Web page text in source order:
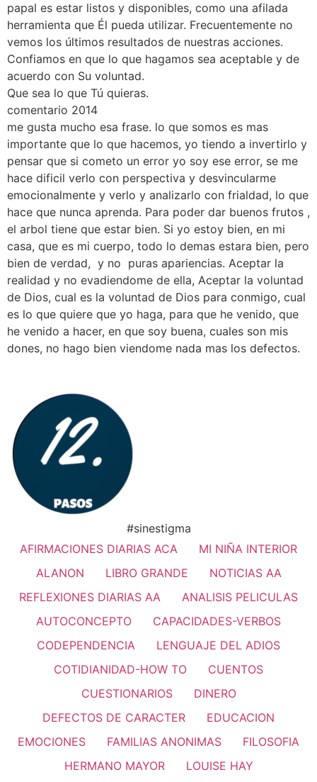
papal es estar listos y disponibles, como una afilada
herramienta que Él pueda utilizar. Frecuentemente no
vemos los últimos resultados de nuestras acciones.
Confiamos en que lo que hagamos sea aceptable y de
acuerdo con Su voluntad.
Que sea lo que Tú quieras.
comentario 2014
me gusta mucho esa frase. lo que somos es mas
importante que lo que hacemos, yo tiendo a invertirlo y
pensar que si cometo un error yo soy ese error, se me
hace dificil verlo con perspectiva y desvincularme
emocionalmente y verlo y analizarlo con frialdad, lo que
hace que nunca aprenda. Para poder dar buenos frutos ,
el arbol tiene que estar bien. Si yo estoy bien, en mi
casa, que es mi cuerpo, todo lo demas estara bien, pero
bien de verdad, y no puras apariencias. Aceptar la
realidad y no evadiendome de ella, Aceptar la voluntad
de Dios, cual es la voluntad de Dios para conmigo, cual
es lo que quiere que yo haga, para que he venido, que
he venido a hacer, en que soy buena, cuales son mis
dones, no hago bien viendome nada mas los defectos.
#sinestigma
AFIRMACIONES DIARIAS ACA
MI NIÑA INTERIOR
ALANON
LIBRO GRANDE
NOTICIAS AA
REFLEXIONES DIARIAS AA
ANALISIS PELICULAS
AUTOCONCEPTO
CAPACIDADES-VERBOS
CODEPENDENCIA
LENGUAJE DEL ADIOS
COTIDIANIDAD-HOW TO
CUENTOS
CUESTIONARIOS
DINERO
DEFECTOS DE CARACTER
EDUCACION
EMOCIONES
FAMILIAS ANONIMAS
FILOSOFIA
HERMANO MAYOR
LOUISE HAY